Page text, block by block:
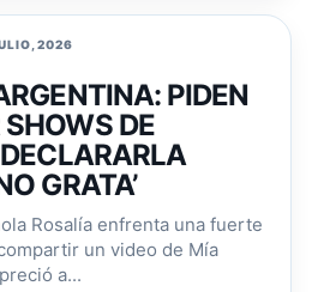
2026
PIDEN
DE
GRATA’
Rosalía enfrenta una fuerte
un video de Mía
a...